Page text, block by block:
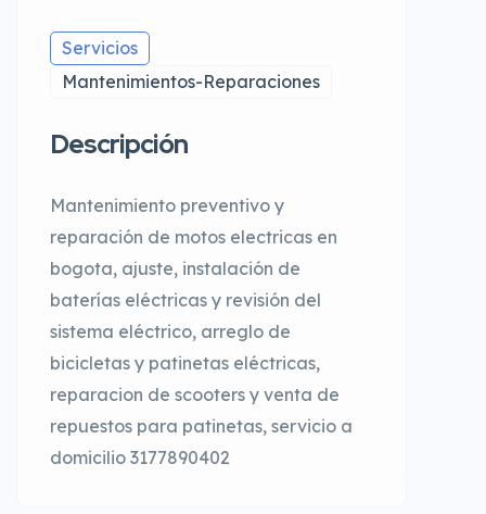
Servicios
Mantenimientos-Reparaciones
Descripción
Mantenimiento preventivo y
reparación de motos electricas en
bogota, ajuste, instalación de
baterías eléctricas y revisión del
sistema eléctrico, arreglo de
bicicletas y patinetas eléctricas,
reparacion de scooters y venta de
repuestos para patinetas, servicio a
domicilio 3177890402